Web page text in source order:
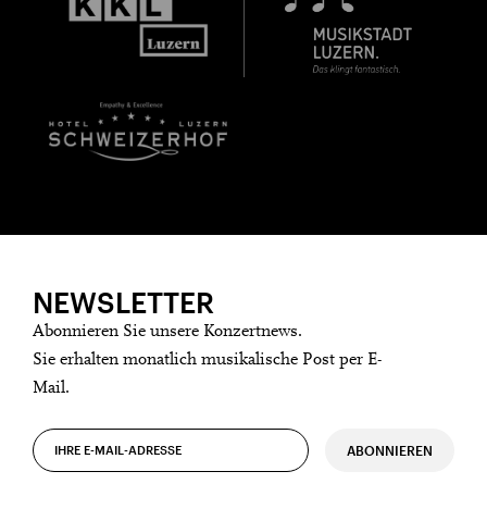
NEWSLETTER
Abonnieren Sie unsere Konzertnews.
Sie erhalten monatlich musikalische Post per E-
Mail.
ABONNIEREN